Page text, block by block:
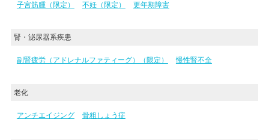
子宮筋腫（限定）
不妊（限定） 更年期障害
腎・泌尿器系疾患
副腎疲労（アドレナルファティーグ）（限定） 慢性腎不全
老化
アンチエイジング 骨粗しょう症